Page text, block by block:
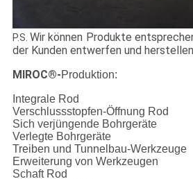
P.S.Wir können Produkte
der Kunden entwerfen und
MIROC®-Produktion:
Integrale Rod
Verschlussstopfen-Öffnung Rod
Sich verjüngende Bohrgeräte
Verlegte Bohrgeräte
Treiben und Tunnelbau-Werkzeuge
Erweiterung von Werkzeugen
Schaft Rod